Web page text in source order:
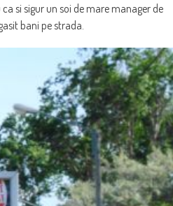
si sigur un soi de mare manager de
bani pe strada.